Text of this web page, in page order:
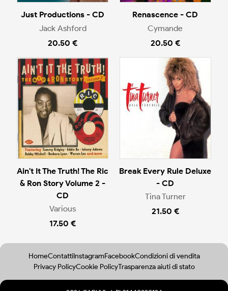
Just Productions - CD
Jack Ashford
20.50 €
Renascence - CD
Cymande
20.50 €
Ain't It The Truth! The Ric
& Ron Story Volume 2 -
CD
Various
17.50 €
Break Every Rule Deluxe
- CD
Tina Turner
21.50 €
HomeContattiInstagramFacebookCondizioni di vendita
Privacy PolicyCookie PolicyTrasparenza aiuti di stato